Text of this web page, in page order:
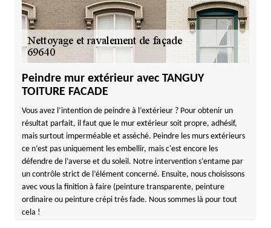
Peindre mur extérieur avec TANGUY
TOITURE FACADE
Vous avez l’intention de peindre à l’extérieur ? Pour obtenir un
résultat parfait, il faut que le mur extérieur soit propre, adhésif,
mais surtout imperméable et asséché. Peindre les murs extérieurs
ce n’est pas uniquement les embellir, mais c'est encore les
défendre de l’averse et du soleil. Notre intervention s’entame par
un contrôle strict de l’élément concerné. Ensuite, nous choisissons
avec vous la finition à faire (peinture transparente, peinture
ordinaire ou peinture crépi très fade. Nous sommes là pour tout
cela !